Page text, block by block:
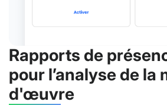
Rapports de
pour l’analyse de la
d'œuvre